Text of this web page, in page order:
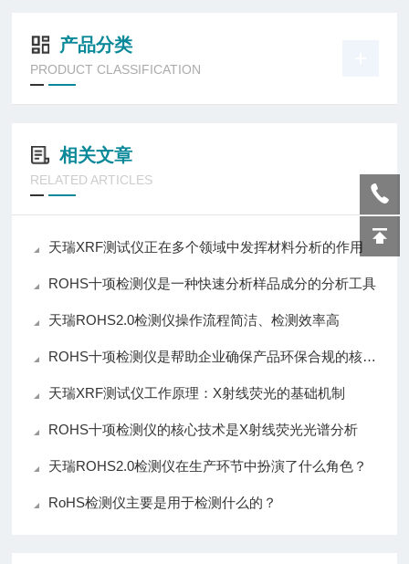
产品分类
PRODUCT CLASSIFICATION
相关文章
RELATED ARTICLES
天瑞XRF测试仪正在多个领域中发挥材料分析的作用
ROHS十项检测仪是一种快速分析样品成分的分析工具
天瑞ROHS2.0检测仪操作流程简洁、检测效率高
ROHS十项检测仪是帮助企业确保产品环保合规的核心仪器
天瑞XRF测试仪工作原理：X射线荧光的基础机制
ROHS十项检测仪的核心技术是X射线荧光光谱分析
天瑞ROHS2.0检测仪在生产环节中扮演了什么角色？
RoHS检测仪主要是用于检测什么的？